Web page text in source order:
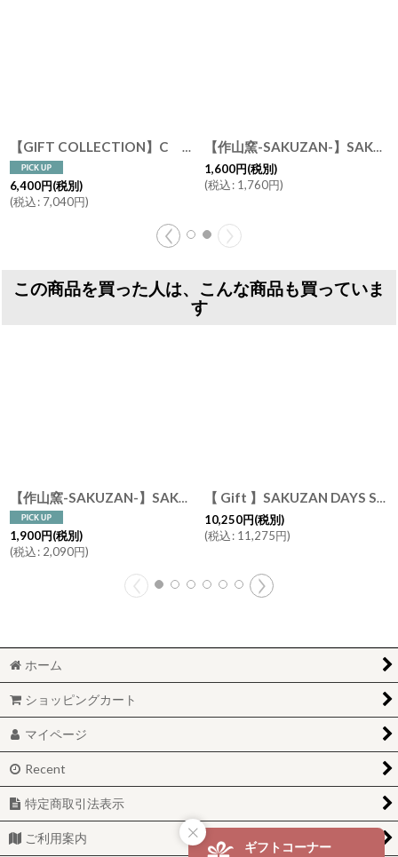
【GIFT COLLECTION】C SAKUZAN DAYS Sara カップ&ソーサー ペアセット イエロー ターコイズ 新生活 母の日 ギフト Stripe Cup&Saucer コーヒーカップ/サラ/カフェ/磁器/日本製/陶器 ギフトコレクション
6,400円(税別)
(税込: 7,040円)
【作山窯-SAKUZAN-】SAKUZAN DAYS Sara Cup カップ 250cc マグカップ 日本製 クリーム ターコイズ ピンク グレー ネイビー ブラウン イエロー
1,600円(税別)
(税込: 1,760円)
この商品を買った人は、こんな商品も買っていま
す
【作山窯-SAKUZAN-】SAKUZAN DAYS Sara スープマグ 約380cc スープカップ 磁器 日本製 美濃焼
1,900円(税別)
(税込: 2,090円)
【 Gift 】SAKUZAN DAYS Sara オーバルプレートL 29cm マグカップ ペアセット 磁器 日本製 作山窯
10,250円(税別)
(税込: 11,275円)
ホーム
ショッピングカート
マイページ
Recent
特定商取引法表示
ご利用案内
ギフトコーナー